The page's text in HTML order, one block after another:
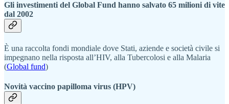
Gli investimenti del Global Fund hanno salvato 65 milioni di vite
dal 2002
È una raccolta fondi mondiale dove Stati, aziende e società civile si
impegnano nella risposta all’HIV, alla Tubercolosi e alla Malaria
(Global fund)
Novità vaccino papilloma virus (HPV)